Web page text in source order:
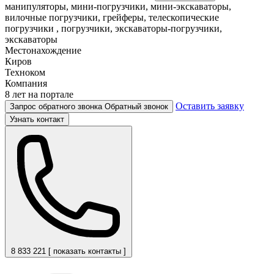
манипуляторы, мини-погрузчики, мини-экскаваторы,
вилочные погрузчики, грейферы, телескопические
погрузчики , погрузчики, экскаваторы-погрузчики,
экскаваторы
Местонахождение
Киров
Техноком
Компания
8 лет на портале
Запрос обратного звонка Обратный звонок Оставить заявку
Узнать контакт
8 833 221 [ показать контакты ]